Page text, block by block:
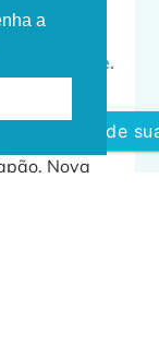
Agende
online.
português,
Nova
Agende
a